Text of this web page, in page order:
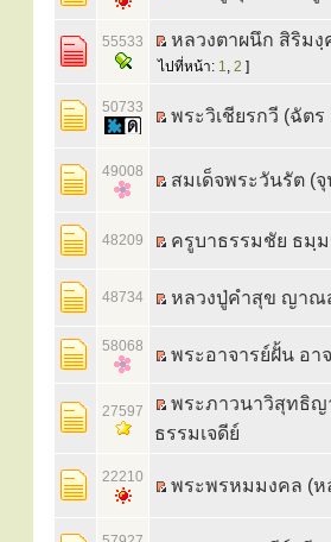
55533 หลวงตาผนึก สิริมงฺ
ไปที่หน้า: 1, 2 ]
50733 พระวิเชียรกวี (ฉัต
49008 สมเด็จพระวันรัต (
48209 ครูบาธรรมชัย ธมฺม
48734 หลวงปู่คำสุข ญาณ
58068 พระอาจารย์ฝั้น อ
27597
พระภาวนาวิสุทธิญ
ธรรมเจดีย์
22210 พระพรหมมงคล (ห